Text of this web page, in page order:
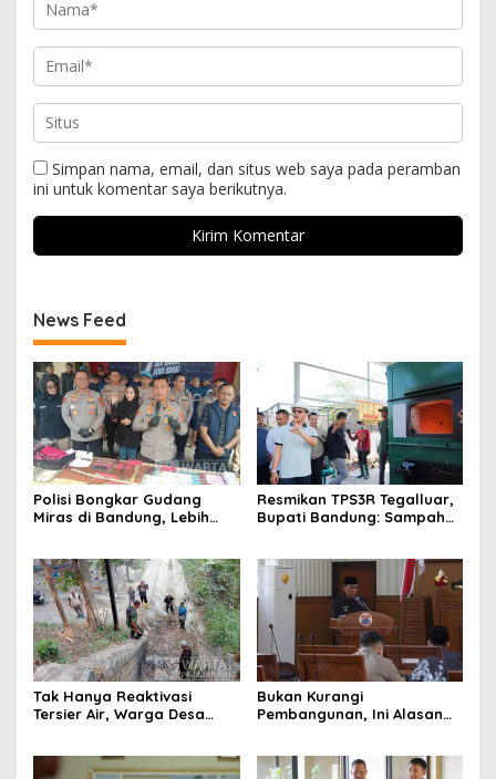
Simpan nama, email, dan situs web saya pada peramban
ini untuk komentar saya berikutnya.
News Feed
Polisi Bongkar Gudang
Miras di Bandung, Lebih
Resmikan TPS3R Tegalluar,
Bupati Bandung: Sampah
Tak Hanya Reaktivasi
Tersier Air, Warga Desa
Bukan Kurangi
Pembangunan, Ini Alasan
Daerah